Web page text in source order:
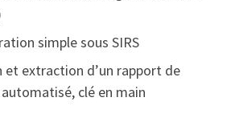
simple sous SIRS
et extraction d’un rapport de
clé en main